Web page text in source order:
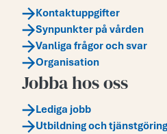
Kontaktuppgifter
Synpunkter på vården
Vanliga frågor och svar
Organisation
Jobba hos oss
Lediga jobb
Utbildning och tjänstgöring